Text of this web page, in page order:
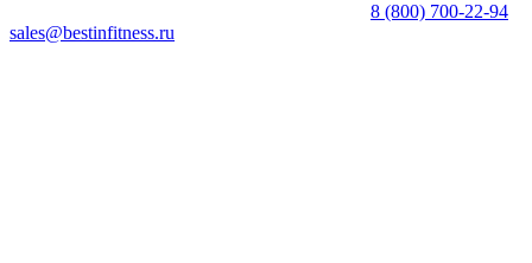
8 (800) 700-22-94
sales@bestinfitness.ru